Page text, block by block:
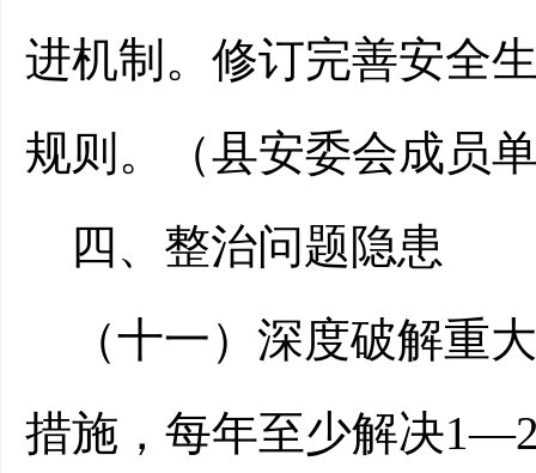
进机制。修订完善安全
规则。（县安委会成员
四、 整治问题隐患
（十一）深度破解重
措施，每年至少解决